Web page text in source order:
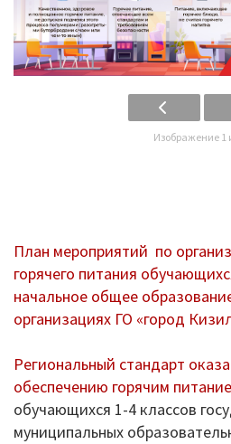
Письма 2021-2023
Письма 2018-2019
Прием иностранных
ГИА 2026
Конфликтная комиссия
ЕГЭ/ОГЭ
Документы о ЕГЭ
Изображение 1
План мероприятий по
горячего питания
начальное общее
организациях ГО «город
Региональный стандарт
обеспечению горячим
обучающихся 1-4 классов
муниципальных